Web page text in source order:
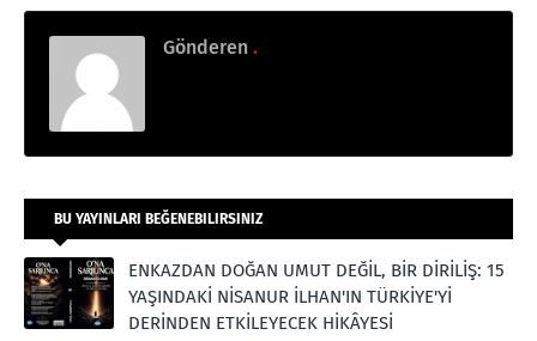
Gönderen .
BU YAYINLARI BEĞENEBILIRSINIZ
ENKAZDAN DOĞAN UMUT DEĞİL, BİR DİRİLİŞ: 15
YAŞINDAKİ NİSANUR İLHAN'IN TÜRKİYE'Yİ
DERİNDEN ETKİLEYECEK HİKÂYESİ